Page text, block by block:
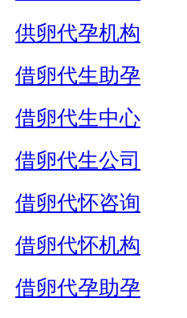
供卵代孕机构
借卵代生助孕
借卵代生中心
借卵代生公司
借卵代怀咨询
借卵代怀机构
借卵代孕助孕